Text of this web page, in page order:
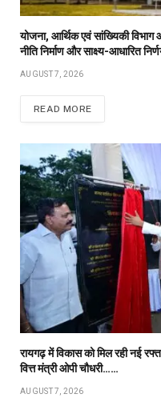
योजना, आर्थिक एवं सांख्यिकी
नीति निर्माण और साक्ष्य-आधारित
AUGUST 7, 2026
READ MORE
रायगढ़ में विकास को मिल रही नई
वित्त मंत्री ओपी चौधरी……
AUGUST 7, 2026